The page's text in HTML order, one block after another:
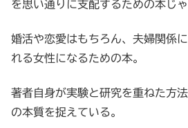
を思い通りに支配するための本じゃ
婚活や恋愛はもちろん、夫婦関係
れる女性になるための本。
著者自身が実験と研究を重ねた方
の本質を捉えている。